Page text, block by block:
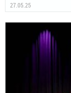
27.05.25